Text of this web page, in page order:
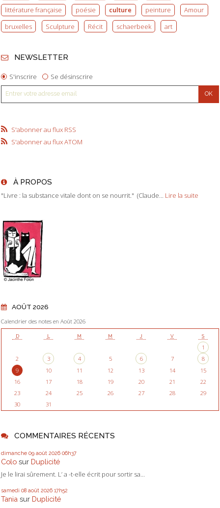
littérature française
poésie culture peinture
Amour
bruxelles
Sculpture Récit schaerbeek art
NEWSLETTER
S'inscrire Se désinscrire
S'abonner au flux RSS
S'abonner au flux ATOM
À PROPOS
"Livre : la substance vitale dont on se nourrit." (Claude... Lire la suite
AOÛT 2026
Calendrier des notes en Août 2026
D L M M J V S
1
2
3 4 5 6 7
8
9
10 11 12 13 14
15
16
17 18 19 20 21
22
23
24 25 26 27 28
29
30
31
COMMENTAIRES RÉCENTS
dimanche 09 août 2026 06h37
Colo sur Duplicité
Je le lirai sûrement. L’ a -t-elle écrit pour sortir sa...
samedi 08 août 2026 17h52
Tania sur Duplicité